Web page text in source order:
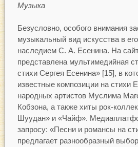
Музыка
Безусловно, особого внимания
музыкальный вид искусства в
наследием С. А. Есенина. На
представлена мультимедийная
стихи Сергея Есенина» [15], в
известные композиции на стихи
народных артистов Муслима
Кобзона, а также хиты рок-
Шуудан» и «Чайф».
запросу: «Песни и романсы на
предлагает разнообразный